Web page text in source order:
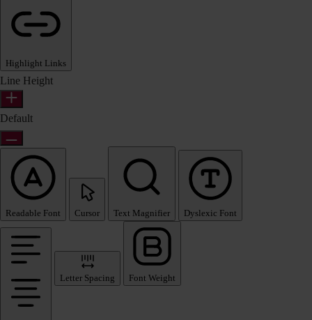
Highlight Links
Line Height
Default
Readable Font Cursor Text Magnifier Dyslexic Font
Letter Spacing Font Weight